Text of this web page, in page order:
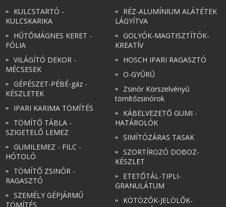
KULCSTARTÓ -
KULCSKARIKA
HŰTŐMÁGNES KERET -
FÓLIA
VILÁGÍTÓ DEKOR -
MÉCSESEK
GÉPÉSZET-PÉBÉ-gáz -
KÉSZLETEK
IPARI KARIMA TÖMÍTÉS
TÖMÍTŐ TÁBLA -
SZIGETELŐ LEMEZ
GUMILEMEZ - FILC -
HÓTOLÓ
TÖMÍTŐ ZSINÓR -
RAGASZTÓ
SZEMÉLY GÉPJÁRMŰ
TÖMÍTÉS
RÉZ-ALUMÍNIUM ALÁTÉTEK
LÁGYÍTVA
GOLYÓK-MAGTISZTÍTÓK-
KREATÍV
HOSCH IPARI RAGASZTÓ
O-GYŰRŰ
Zsinór Körszelvényű
tömítőzsinórok
KÁBELVEZETŐ GUMI -
HATÁROLÓK
SIMÍTÓZÁRAS TASAK
SZORTÍROZÓ DOBOZ-
KÉSZLET
ETETŐTÁL-TIPLI-
GRANULÁTUM
KÖTÖZŐK-JELÖLŐK-